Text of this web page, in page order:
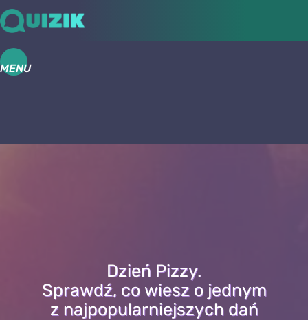
MENU
Dzień Pizzy.
Sprawdź, co wiesz o jednym
z najpopularniejszych dań